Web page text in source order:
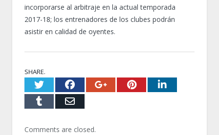
incorporarse al arbitraje en la actual temporada
2017-18; los entrenadores de los clubes podrán
asistir en calidad de oyentes.
SHARE.
TwitterFacebookGoogle+Pinterest
TumblrEmail
Comments are closed.